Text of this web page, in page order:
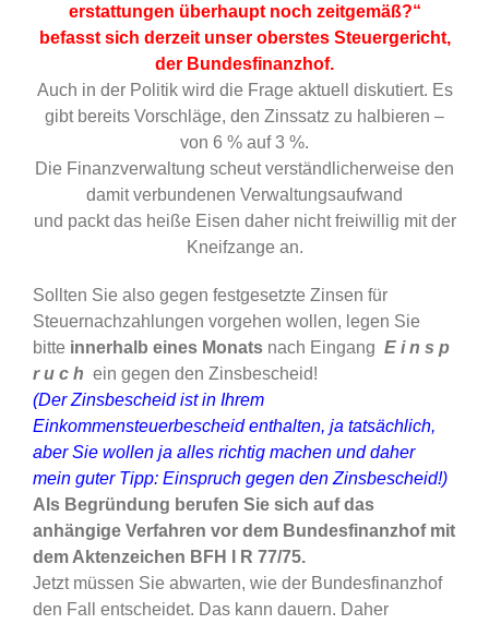
erstattungen überhaupt noch zeitgemäß?“
befasst sich derzeit unser oberstes Steuergericht,
der Bundesfinanzhof.
Auch in der Politik wird die Frage aktuell diskutiert. Es
gibt bereits Vorschläge, den Zinssatz zu halbieren –
von 6 % auf 3 %.
Die Finanzverwaltung scheut verständlicherweise den
damit verbundenen Verwaltungsaufwand
und packt das heiße Eisen daher nicht freiwillig mit der
Kneifzange an.
Sollten Sie also gegen festgesetzte Zinsen für
Steuernachzahlungen vorgehen wollen, legen Sie
bitte innerhalb eines Monats nach Eingang E i n s p
r u c h ein gegen den Zinsbescheid!
(Der Zinsbescheid ist in Ihrem
Einkommensteuerbescheid enthalten, ja tatsächlich,
aber Sie wollen ja alles richtig machen und daher
mein guter Tipp: Einspruch gegen den Zinsbescheid!)
Als Begründung berufen Sie sich auf das
anhängige Verfahren vor dem Bundesfinanzhof mit
dem Aktenzeichen BFH I R 77/75.
Jetzt müssen Sie abwarten, wie der Bundesfinanzhof
den Fall entscheidet. Das kann dauern. Daher